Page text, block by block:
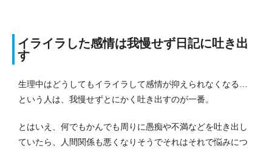
イライラした感情は我慢せず日記に吐き出
す
生理中はどうしてもイライラして感情が抑えられなくなる…
という人は、我慢せずとにかく吐き出すのが一番。
とはいえ、何でもかんでも周りに愚痴や不満などを吐き出し
ていたら、人間関係も悪くなりそうでそれはそれで悩みにつ